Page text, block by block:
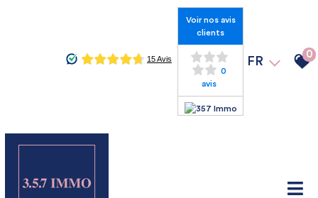
Voir nos avis
clients
0
avis
FR
0